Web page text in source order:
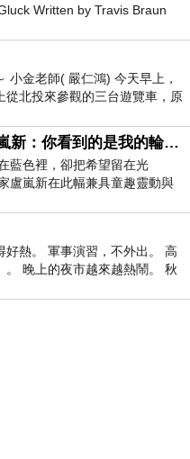
Written by Travis Braun
小金老師( 嚴仁鴻) 今天早上，
從北投來參觀的三台遊覽車，原
要安靜下來，卻發
當代藝術家盧嵐新：你看到的是我的輪廓，還是你的故事？——藏在藍色裡的希望與光
藍色裡，卻把希望留在光
盧嵐新在此幅兼具童趣靈動與
用湛藍的羽翼般色塊包覆著
好熱。 軍事演習，不外出。 高
。 晚上的夜市越來越熱鬧。 秋
遊消暑熱。。。